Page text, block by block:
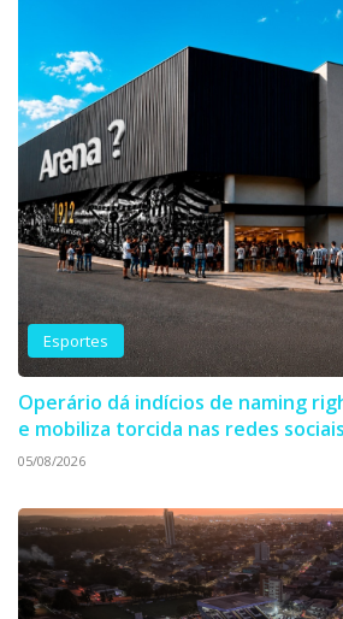
Esportes
Operário dá indícios de naming
e mobiliza torcida nas redes sociais
05/08/2026